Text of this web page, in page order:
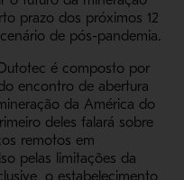
prazo dos próximos 12
de pós-pandemia.
é composto por
encontro de abertura
da América do
deles falará sobre
remotos em
pelas limitações da
o estabelecimento